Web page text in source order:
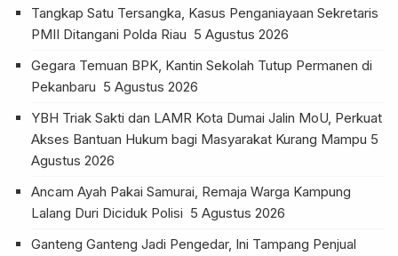
Tangkap Satu Tersangka, Kasus Penganiayaan Sekretaris
PMII Ditangani Polda Riau 5 Agustus 2026
Gegara Temuan BPK, Kantin Sekolah Tutup Permanen di
Pekanbaru 5 Agustus 2026
YBH Triak Sakti dan LAMR Kota Dumai Jalin MoU, Perkuat
Akses Bantuan Hukum bagi Masyarakat Kurang Mampu 5
Agustus 2026
Ancam Ayah Pakai Samurai, Remaja Warga Kampung
Lalang Duri Diciduk Polisi 5 Agustus 2026
Ganteng Ganteng Jadi Pengedar, Ini Tampang Penjual